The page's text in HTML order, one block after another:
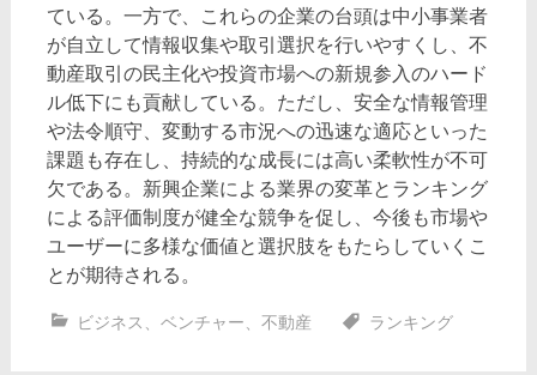
ている。一方で、これらの企業の台頭は中小事業者
が自立して情報収集や取引選択を行いやすくし、不
動産取引の民主化や投資市場への新規参入のハード
ル低下にも貢献している。ただし、安全な情報管理
や法令順守、変動する市況への迅速な適応といった
課題も存在し、持続的な成長には高い柔軟性が不可
欠である。新興企業による業界の変革とランキング
による評価制度が健全な競争を促し、今後も市場や
ユーザーに多様な価値と選択肢をもたらしていくこ
とが期待される。
ビジネス 、 ベンチャー、 不動産 ランキング